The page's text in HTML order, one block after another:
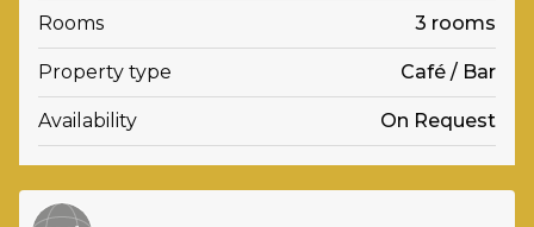
Rooms 3 rooms
Property type Café / Bar
Availability On Request